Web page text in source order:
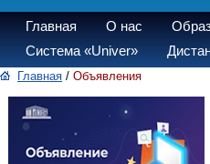
Главная О нас
Система «Univer»
Главная / Объявления